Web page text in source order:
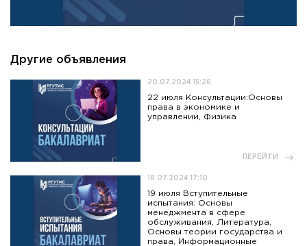
Другие объявления
20.07.2024 15:26
22 июля Консультации:Основы
права в экономике и
управлении, Физика
ПЕРЕЙТИ
18.07.2024 17:10
19 июля Вступительные
испытания: Основы
менеджмента в сфере
обслуживания, Литература,
Основы теории государства и
права, Информационные